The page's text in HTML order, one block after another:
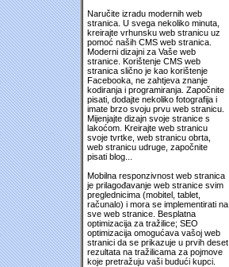
Naručite izradu modernih web
stranica. U svega nekoliko minuta,
kreirajte vrhunsku web stranicu uz
pomoć naših CMS web stranica.
Moderni dizajni za Vaše web
stranice. Korištenje CMS web
stranica slično je kao korištenje
Facebooka, ne zahtjeva znanje
kodiranja i programiranja. Započnite
pisati, dodajte nekoliko fotografija i
imate brzo svoju prvu web stranicu.
Mijenjajte dizajn svoje stranice s
lakoćom. Kreirajte web stranicu
svoje tvrtke, web stranicu obrta,
web stranicu udruge, započnite
pisati blog...
Mobilna responzivnost web stranica
je prilagođavanje web stranice svim
preglednicima (mobitel, tablet,
računalo) i mora se implementirati na
sve web stranice. Besplatna
optimizacija za tražilice; SEO
optimizacija omogućava vašoj web
stranici da se prikazuje u prvih deset
rezultata na tražilicama za pojmove
koje pretražuju vaši budući kupci.